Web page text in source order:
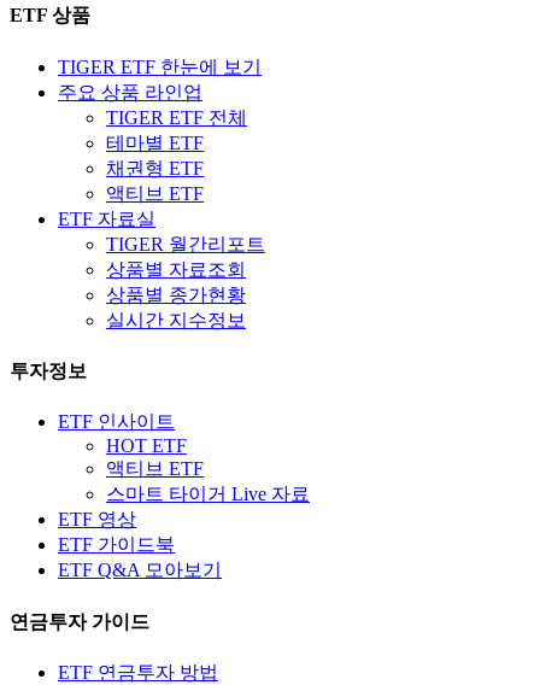
ETF 상품
TIGER ETF 한눈에 보기
주요 상품 라인업
TIGER ETF 전체
테마별 ETF
채권형 ETF
액티브 ETF
ETF 자료실
TIGER 월간리포트
상품별 자료조회
상품별 종가현황
실시간 지수정보
투자정보
ETF 인사이트
HOT ETF
액티브 ETF
스마트 타이거 Live 자료
ETF 영상
ETF 가이드북
ETF Q&A 모아보기
연금투자 가이드
ETF 연금투자 방법